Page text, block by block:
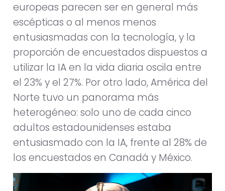
europeas parecen ser en general más
escépticas o al menos menos
entusiasmadas con la tecnología, y la
proporción de encuestados dispuestos a
utilizar la IA en la vida diaria oscila entre
el 23% y el 27%. Por otro lado, América del
Norte tuvo un panorama más
heterogéneo: solo uno de cada cinco
adultos estadounidenses estaba
entusiasmado con la IA, frente al 28% de
los encuestados en Canadá y México.